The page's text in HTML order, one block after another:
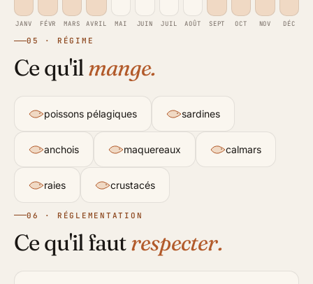
JANV FÉVR MARS AVRIL MAI JUIN JUIL AOÛT SEPT OCT NOV DÉC
05 · RÉGIME
Ce qu'ilmange.
poissons pélagiques sardines
anchois maquereaux calmars
raies crustacés
06 · RÉGLEMENTATION
Ce qu'il fautrespecter.